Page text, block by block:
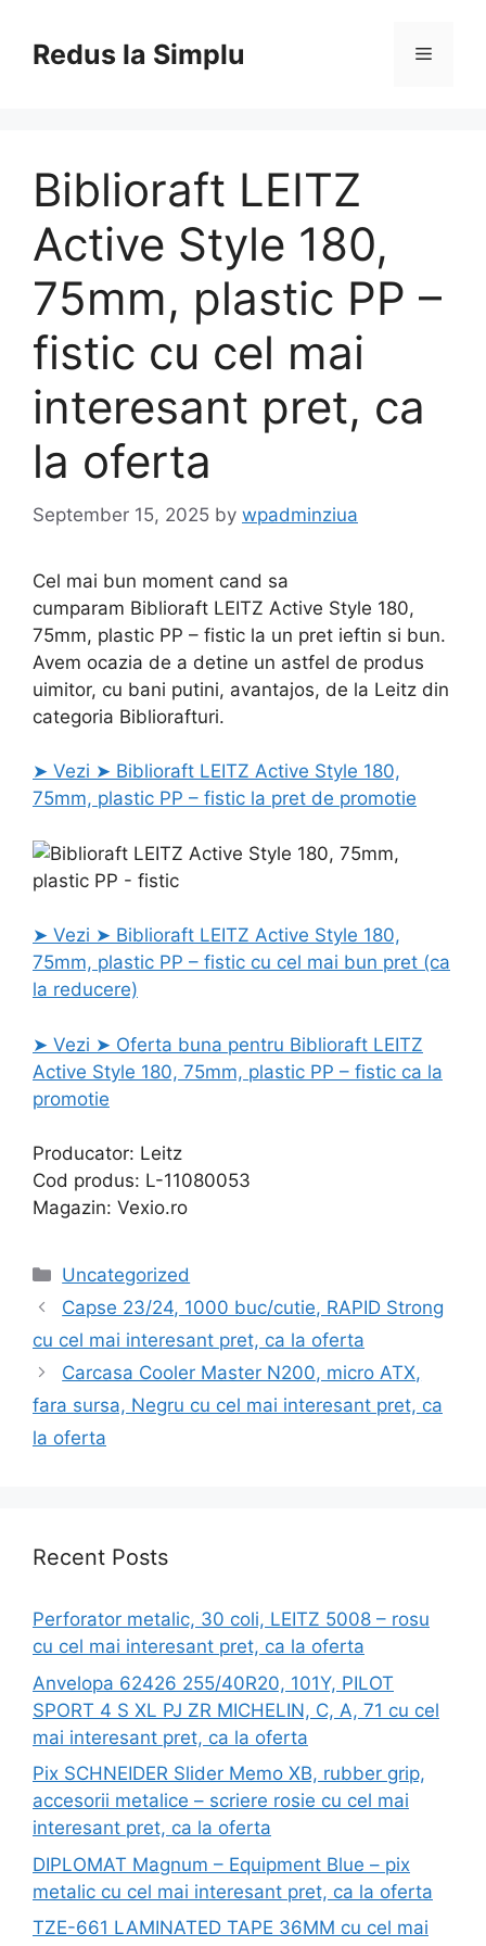
contentRedus la Simplu Menu
Biblioraft LEITZ
Active Style 180,
75mm, plastic PP –
fistic cu cel mai
interesant pret, ca
la oferta
September 15, 2025 by wpadminziua
Cel mai bun moment cand sa
cumparam Biblioraft LEITZ Active Style 180,
75mm, plastic PP – fistic la un pret ieftin si bun.
Avem ocazia de a detine un astfel de produs
uimitor, cu bani putini, avantajos, de la Leitz din
categoria Bibliorafturi.
➤ Vezi ➤ Biblioraft LEITZ Active Style 180,
75mm, plastic PP – fistic la pret de promotie
➤ Vezi ➤ Biblioraft LEITZ Active Style 180,
75mm, plastic PP – fistic cu cel mai bun pret (ca
la reducere)
➤ Vezi ➤ Oferta buna pentru Biblioraft LEITZ
Active Style 180, 75mm, plastic PP – fistic ca la
promotie
Producator: Leitz
Cod produs: L-11080053
Magazin: Vexio.ro
Categories
Uncategorized
Capse 23/24, 1000 buc/cutie, RAPID Strong
cu cel mai interesant pret, ca la oferta
Carcasa Cooler Master N200, micro ATX,
fara sursa, Negru cu cel mai interesant pret, ca
la oferta
Recent Posts
Perforator metalic, 30 coli, LEITZ 5008 – rosu
cu cel mai interesant pret, ca la oferta
Anvelopa 62426 255/40R20, 101Y, PILOT
SPORT 4 S XL PJ ZR MICHELIN, C, A, 71 cu cel
mai interesant pret, ca la oferta
Pix SCHNEIDER Slider Memo XB, rubber grip,
accesorii metalice – scriere rosie cu cel mai
interesant pret, ca la oferta
DIPLOMAT Magnum – Equipment Blue – pix
metalic cu cel mai interesant pret, ca la oferta
TZE-661 LAMINATED TAPE 36MM cu cel mai